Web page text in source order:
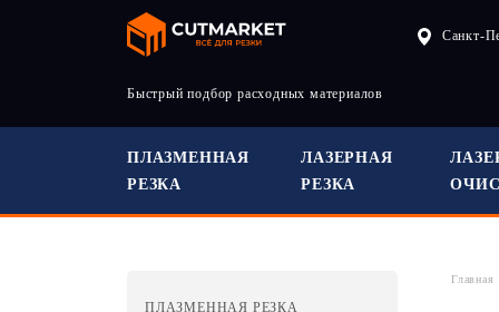
Санкт-
Быстрый подбор расходных материалов
ПЛАЗМЕННАЯ
РЕЗКА
ЛАЗЕРНАЯ
РЕЗКА
ПЛАЗМЕННАЯ РЕЗКА
Главная